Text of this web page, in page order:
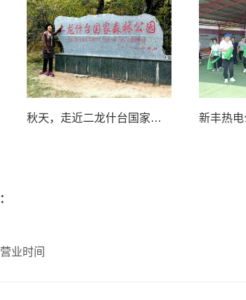
秋天，走近二龙什台国家森林公园
业时间